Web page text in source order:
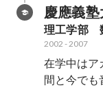
慶應義
理工学部
2002 -2007
在学中はア
間と今でも